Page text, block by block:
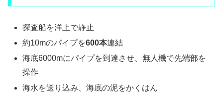
探査船を洋上で静止
約10mのパイプを600本連結
海底6000mにパイプを到達させ、無人機で先端部を
操作
海水を送り込み、海底の泥をかくはん